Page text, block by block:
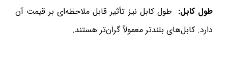
طول کابل: طول کابل نیز تأثیر قابل ملاحظه‌ای بر قیمت آن
دارد. کابل‌های بلندتر معمولاً گران‌تر هستند.